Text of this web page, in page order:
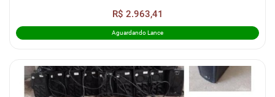
R$ 2.963,41
Aguardando Lance